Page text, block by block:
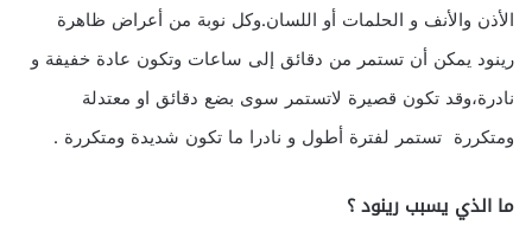
الأذن والأنف و الحلمات أو اللسان.وكل نوبة من أعراض ظاهرة
رينود يمكن أن تستمر من دقائق إلى ساعات وتكون عادة خفيفة و
نادرة،وقد تكون قصيرة لاتستمر سوى بضع دقائق او معتدلة
ومتكررة تستمر لفترة أطول و نادرا ما تكون شديدة ومتكررة .
ما الذي يسبب رينود ؟